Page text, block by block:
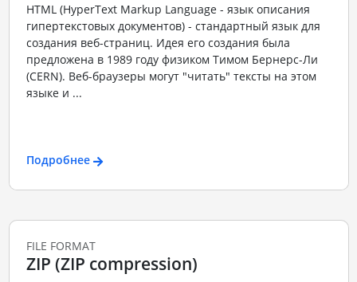
HTML (HyperText Markup Language - язык описания
гипертекстовых документов) - стандартный язык для
создания веб-страниц. Идея его создания была
предложена в 1989 году физиком Тимом Бернерс-Ли
(CERN). Веб-браузеры могут "читать" тексты на этом
языке и ...
Подробнее
FILE FORMAT
ZIP (ZIP compression)